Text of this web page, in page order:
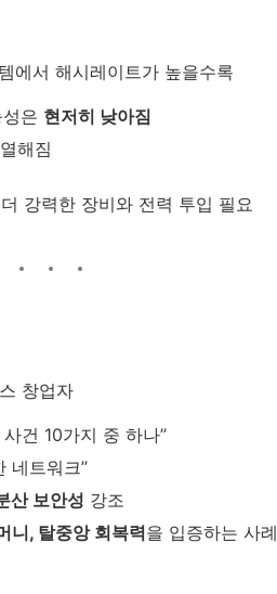
에서 해시레이트가 높을수록
은 현저히 낮아짐
해짐
강력한 장비와 전력 투입 필요
창업자
건 10가지 중 하나”
네트워크”
산 보안성 강조
니, 탈중앙 회복력을 입증하는 사례